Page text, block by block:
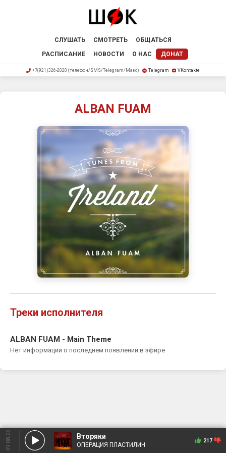
СЛУШАТЬ СМОТРЕТЬ
ОБЩАТЬСЯ
РАСПИСАНИЕ
НОВОСТИ О НАС ДОНАТ
+7(921)326-2020 (телефон/SMS/Telegram/Макс) Telegram VKontakte
ALBAN FUAM
Треки исполнителя
ALBAN FUAM - Main Theme
Нет информации о последнем появлении в эфире
09.08.26 Вторяки
ОПЕРАЦИЯ ПЛАСТИЛИН
217